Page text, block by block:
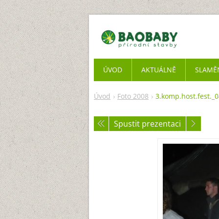
Úvod Foto 2008
Spustit prezentaci
ÚVOD AKTUÁLNĚ